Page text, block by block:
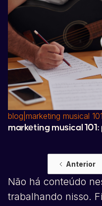
blog marketing musical 101
marketing musical
Anterior
Não há conteúdo
trabalhando nisso.